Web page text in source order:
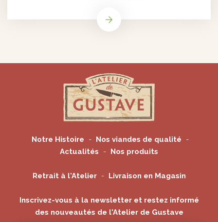
Notre Histoire
Nos viandes de qualité
Actualités
Nos produits
Retrait à l'Atelier Livraison en Magasin
Inscrivez-vous à la newsletter et restez informé
des nouveautés de l'Atelier de Gustave